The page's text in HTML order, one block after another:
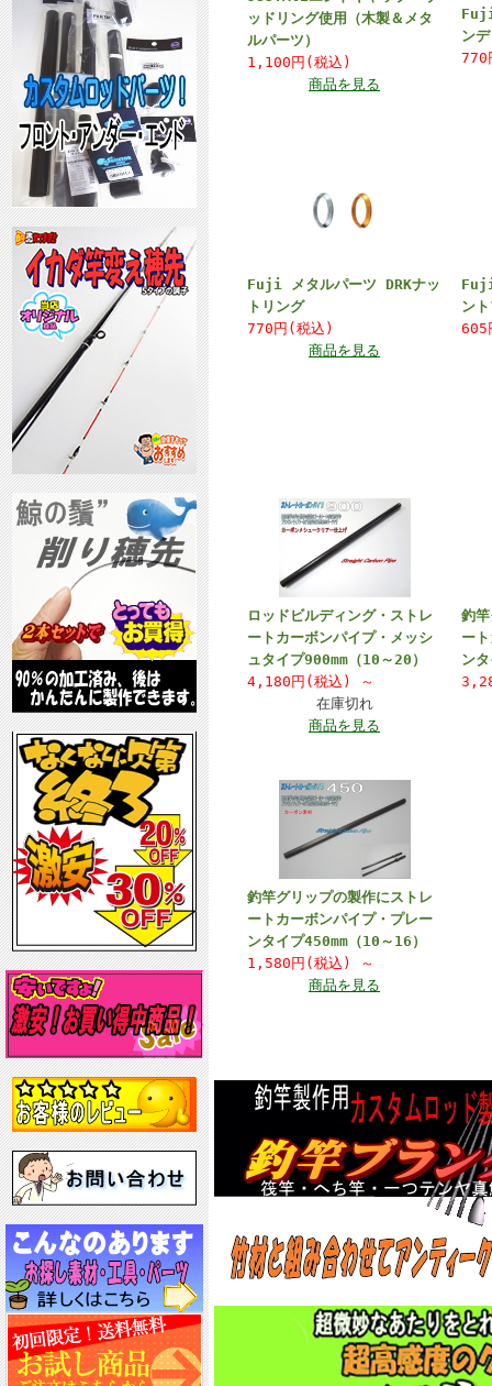
ッドリング使用（木製＆メタ
ルパーツ）
1,100円(税込)
商品を見る
Fuji
ン
770
Fuji メタルパーツ DRKナッ
トリング
770円(税込)
商品を見る
Fuji
ン
605
ロッドビルディング・ストレ
ートカーボンパイプ・メッシ
ュタイプ900mm（10～20）
4,180円(税込)
～
在庫切れ
商品を見る
釣
ー
ン
釣竿グリップの製作にストレ
ートカーボンパイプ・プレー
ンタイプ450mm（10～16）
1,580円(税込)
～
商品を見る